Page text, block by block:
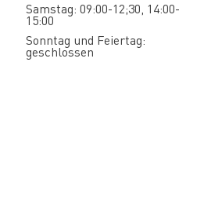
Samstag: 09:00-12;30, 14:00-
15:00
Sonntag und Feiertag:
geschlossen